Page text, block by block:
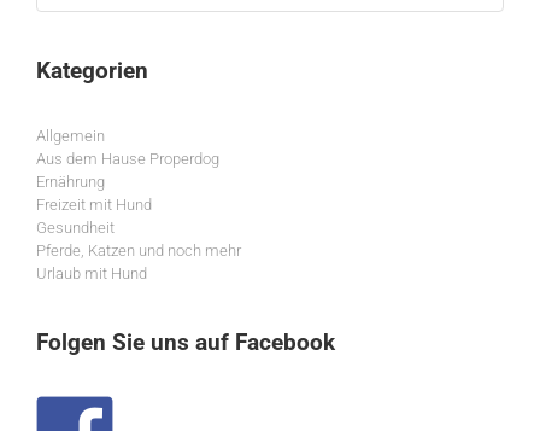
Kategorien
Allgemein
Aus dem Hause Properdog
Ernährung
Freizeit mit Hund
Gesundheit
Pferde, Katzen und noch mehr
Urlaub mit Hund
Folgen Sie uns auf Facebook